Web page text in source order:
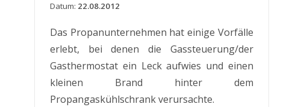
Datum: 22.08.2012
Das Propanunternehmen hat einige Vorfälle
erlebt, bei denen die Gassteuerung/der
Gasthermostat ein Leck aufwies und einen
kleinen Brand hinter dem
Propangaskühlschrank verursachte.